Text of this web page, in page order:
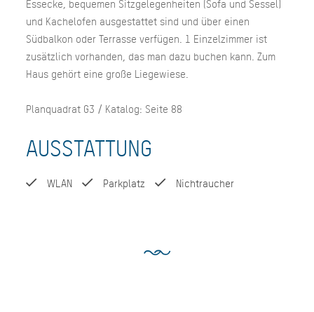
Essecke, bequemen Sitzgelegenheiten (Sofa und Sessel)
und Kachelofen ausgestattet sind und über einen
Südbalkon oder Terrasse verfügen. 1 Einzelzimmer ist
zusätzlich vorhanden, das man dazu buchen kann. Zum
Haus gehört eine große Liegewiese.
Planquadrat G3 / Katalog: Seite 88
AUSSTATTUNG
WLAN Parkplatz Nichtraucher